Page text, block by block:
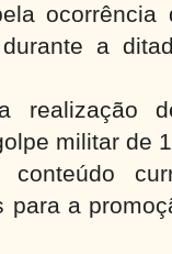
a
realização
militar de
para a